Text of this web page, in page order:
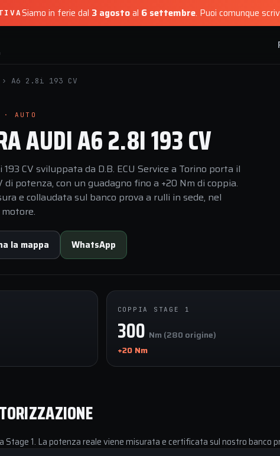
Siamo in ferie dal 3 agostoal 6 settembre. Puoi comunque
› A6 2.8i 193 CV
· AUTO
AUDI A6 2.8I 193 CV
CV sviluppata da D.B. ECU Service a Torino porta il
di potenza, con un guadagno fino a +20 Nm di coppia.
e collaudata sul banco prova a rulli in sede, nel
la mappa WhatsApp
COPPIA STAGE 1
300 Nm (280 origine)
+20 Nm
Stage 1. La potenza reale viene misurata e certificata sul nostro banco